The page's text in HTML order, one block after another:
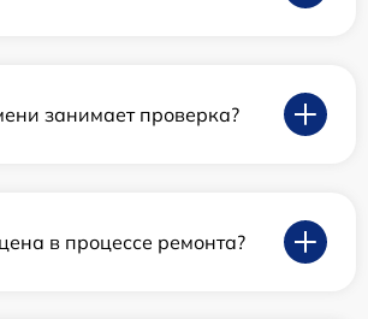
занимает проверка?
в процессе ремонта?